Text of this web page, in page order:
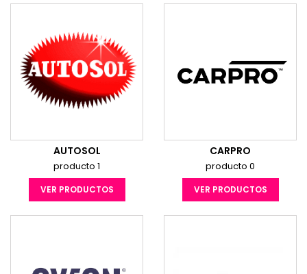
AUTOSOL
producto 1
VER PRODUCTOS
CARPRO
producto 0
VER PRODUCTOS